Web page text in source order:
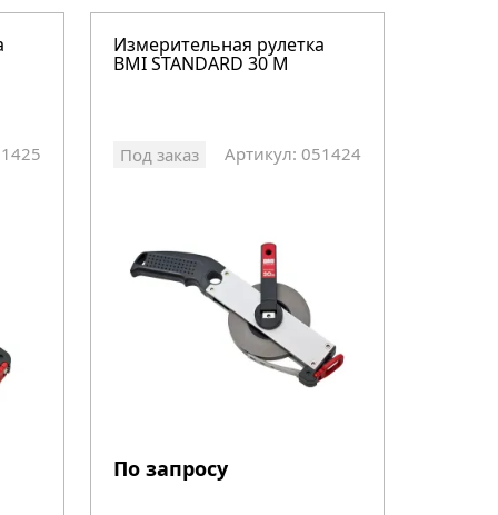
Измерительная рулетка
BMI STANDARD 30 M
Под заказ Артикул: 051424
По запросу